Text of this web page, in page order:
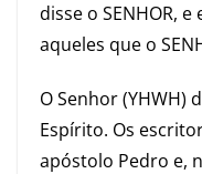
disse o SENHOR,
aqueles que o
O Senhor (YHWH)
Espírito. Os
apóstolo Pedro e,